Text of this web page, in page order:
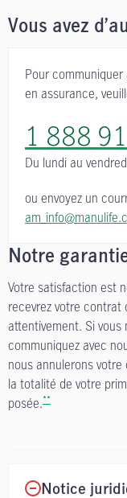
Vous avez
Pour
en assurance,
1 888
Du lundi au
ou envoyez un
Notre
Votre satisfaction est
recevrez votre contrat
attentivement. Si vous
communiquez avec
nous annulerons
la totalité de votre
posée.**
Notice